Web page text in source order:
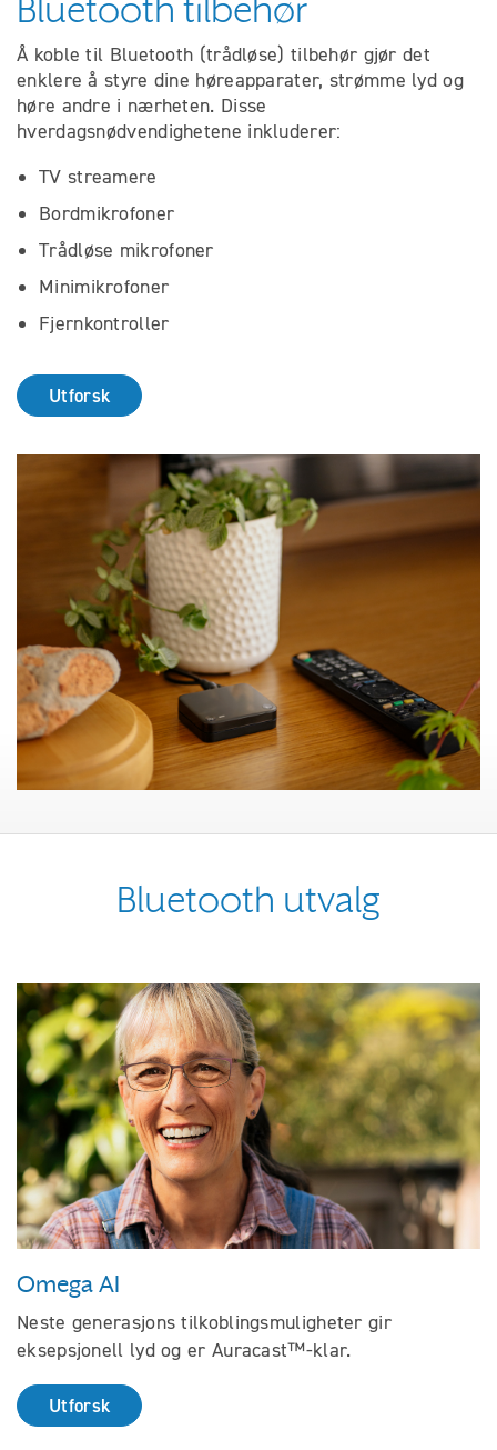
Bluetooth tilbehør
Å koble til Bluetooth (trådløse) tilbehør gjør det
enklere å styre dine høreapparater, strømme lyd og
høre andre i nærheten. Disse
hverdagsnødvendighetene inkluderer:
TV streamere
Bordmikrofoner
Trådløse mikrofoner
Minimikrofoner
Fjernkontroller
Utforsk
Bluetooth utvalg
Omega AI
Neste generasjons tilkoblingsmuligheter gir
eksepsjonell lyd og er Auracast™-klar.
Utforsk